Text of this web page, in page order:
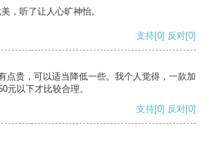
，听了让人心旷神怡。
支持[0] 反对[0]
点贵，可以适当降低一些。我个人觉得，一款加
元以下才比较合理。
支持[0] 反对[0]